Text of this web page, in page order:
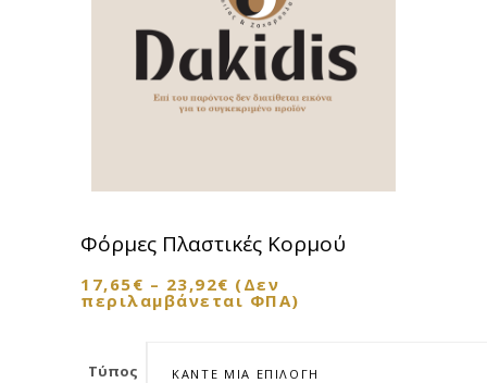
Φόρμες Πλαστικές Κορμού
17,65€ – 23,92€ (Δεν
περιλαμβάνεται ΦΠΑ)
Τύπος ΚΆΝΤΕ ΜΊΑ ΕΠΙΛΟΓΉ